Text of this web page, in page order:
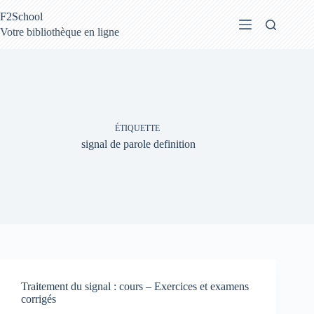
au
contenu
F2School
Votre bibliothèque en ligne
ÉTIQUETTE
signal de parole definition
Traitement du signal : cours – Exercices et examens
corrigés